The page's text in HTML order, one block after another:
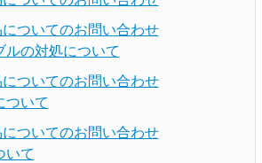
ついてのお問い合わせ
ルの対処について
ついてのお問い合わせ
ついて
ついてのお問い合わせ
いて